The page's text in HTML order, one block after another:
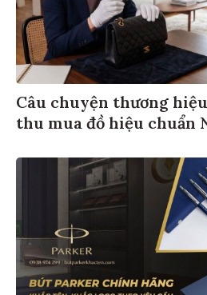
Câu chuyện thương
thu mua đồ hiệu chuẩn